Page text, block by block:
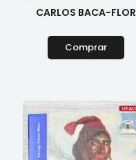
CARLOS BACA-FLOR
Comprar